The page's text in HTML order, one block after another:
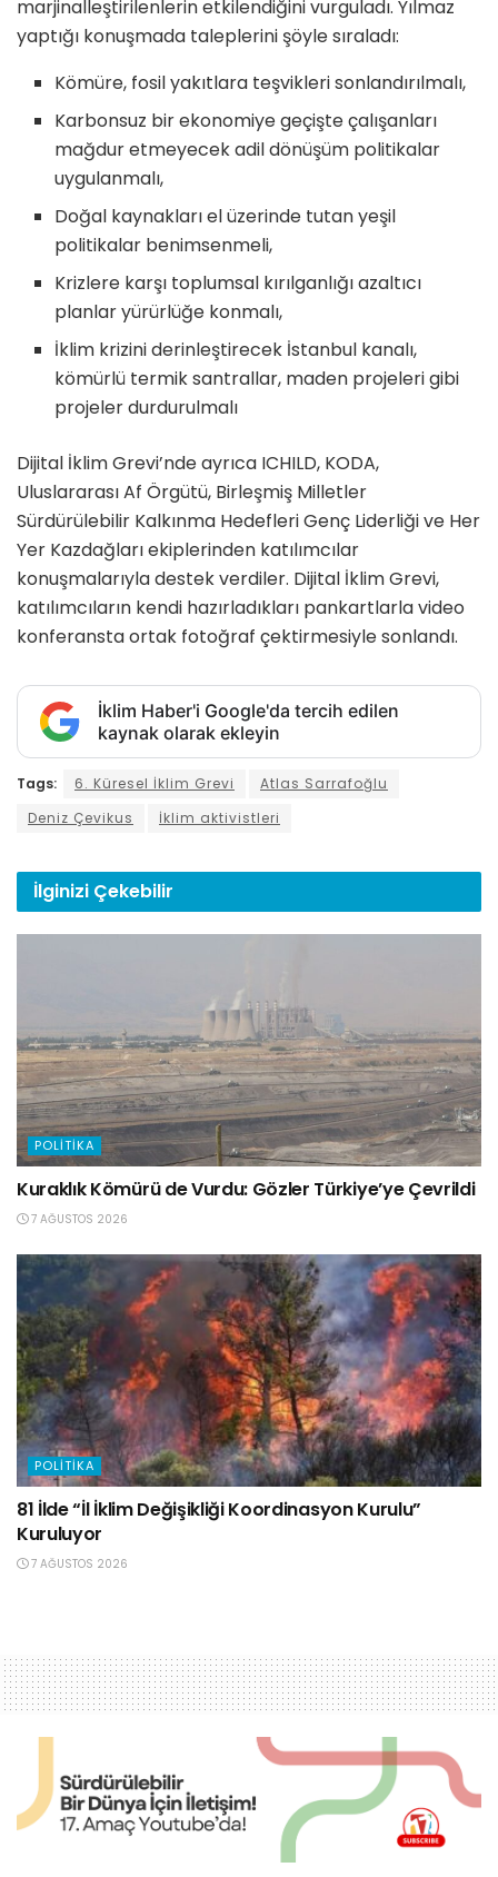
marjinalleştirilenlerin etkilendiğini vurguladı. Yılmaz
yaptığı konuşmada taleplerini şöyle sıraladı:
Kömüre, fosil yakıtlara teşvikleri sonlandırılmalı,
Karbonsuz bir ekonomiye geçişte çalışanları
mağdur etmeyecek adil dönüşüm politikalar
uygulanmalı,
Doğal kaynakları el üzerinde tutan yeşil
politikalar benimsenmeli,
Krizlere karşı toplumsal kırılganlığı azaltıcı
planlar yürürlüğe konmalı,
İklim krizini derinleştirecek İstanbul kanalı,
kömürlü termik santrallar, maden projeleri gibi
projeler durdurulmalı
Dijital İklim Grevi’nde ayrıca ICHILD, KODA,
Uluslararası Af Örgütü, Birleşmiş Milletler
Sürdürülebilir Kalkınma Hedefleri Genç Liderliği ve Her
Yer Kazdağları ekiplerinden katılımcılar
konuşmalarıyla destek verdiler. Dijital İklim Grevi,
katılımcıların kendi hazırladıkları pankartlarla video
konferansta ortak fotoğraf çektirmesiyle sonlandı.
İklim Haber'i Google'da tercih edilen
kaynak olarak ekleyin
Tags: 6. Küresel İklim Grevi
Atlas Sarrafoğlu
Deniz Çevikus
İklim aktivistleri
İlginizi Çekebilir
POLITIKA
Kuraklık Kömürü de Vurdu: Gözler Türkiye’ye Çevrildi
7 AĞUSTOS 2026
POLITIKA
81 İlde “İl İklim Değişikliği Koordinasyon Kurulu”
Kuruluyor
7 AĞUSTOS 2026